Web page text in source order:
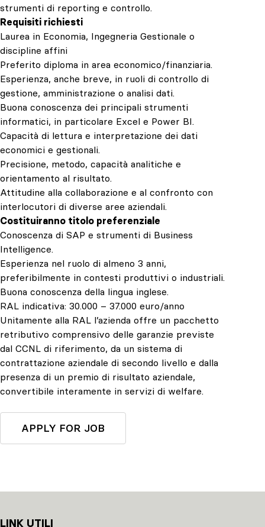
strumenti di reporting e controllo.
Requisiti richiesti
Laurea in Economia, Ingegneria Gestionale o
discipline affini
Preferito diploma in area economico/finanziaria.
Esperienza, anche breve, in ruoli di controllo di
gestione, amministrazione o analisi dati.
Buona conoscenza dei principali strumenti
informatici, in particolare Excel e Power BI.
Capacità di lettura e interpretazione dei dati
economici e gestionali.
Precisione, metodo, capacità analitiche e
orientamento al risultato.
Attitudine alla collaborazione e al confronto con
interlocutori di diverse aree aziendali.
Costituiranno titolo preferenziale
Conoscenza di SAP e strumenti di Business
Intelligence.
Esperienza nel ruolo di almeno 3 anni,
preferibilmente in contesti produttivi o industriali.
Buona conoscenza della lingua inglese.
RAL indicativa: 30.000 – 37.000 euro/anno
Unitamente alla RAL l’azienda offre un pacchetto
retributivo comprensivo delle garanzie previste
dal CCNL di riferimento, da un sistema di
contrattazione aziendale di secondo livello e dalla
presenza di un premio di risultato aziendale,
convertibile interamente in servizi di welfare.
LINK UTILI